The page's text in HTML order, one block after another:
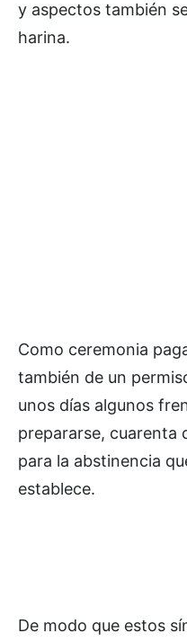
y aspectos también
harina.
Como ceremonia
también de un
unos días algunos
prepararse, cuarenta
para la abstinencia
establece.
De modo que estos